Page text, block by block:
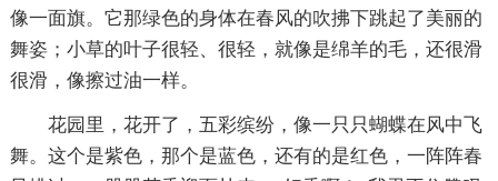
像一面旗。它那绿色的身体在春风的吹拂下跳起了美丽的
舞姿；小草的叶子很轻、很轻，就像是绵羊的毛，还很滑
很滑，像擦过油一样。
花园里，花开了，五彩缤纷，像一只只蝴蝶在风中飞
舞。这个是紫色，那个是蓝色，还有的是红色，一阵阵春